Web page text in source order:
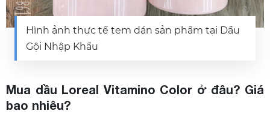
Hình ảnh thực tế tem dán sản phẩm tại Dầu
Gội Nhập Khẩu
Mua dầu Loreal Vitamino Color ở đâu? Giá
bao nhiêu?